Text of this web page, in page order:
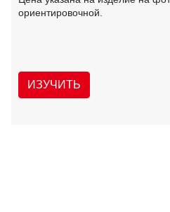
ориентировочной.
ИЗУЧИТЬ